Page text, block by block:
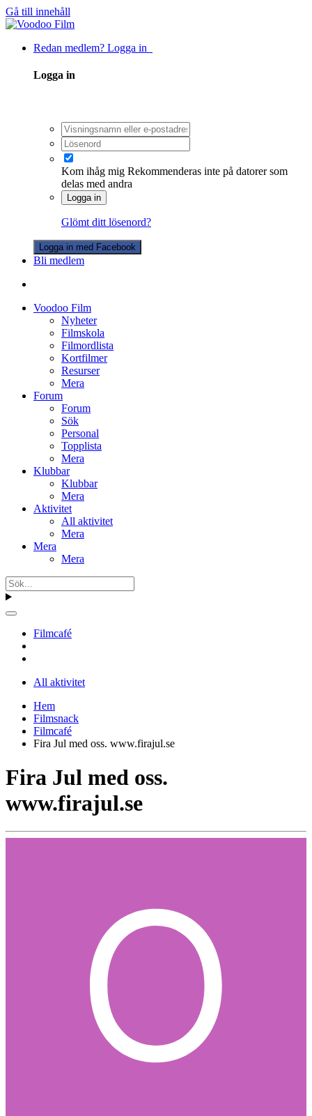
Gå till innehåll
Redan medlem? Logga in
Logga in
Kom ihåg mig Rekommenderas inte på datorer som
delas med andra
Logga in
Glömt ditt lösenord?
Logga in med Facebook
Bli medlem
Voodoo Film
Nyheter
Filmskola
Filmordlista
Kortfilmer
Resurser
Mera
Forum
Forum
Sök
Personal
Topplista
Mera
Klubbar
Klubbar
Mera
Aktivitet
All aktivitet
Mera
Mera
Mera
Filmcafé
All aktivitet
Hem
Filmsnack
Filmcafé
Fira Jul med oss. www.firajul.se
Fira Jul med oss.
www.firajul.se